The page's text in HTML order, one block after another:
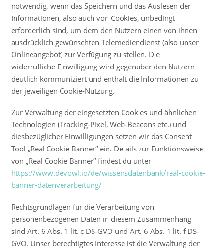
notwendig, wenn das Speichern und das Auslesen der
Informationen, also auch von Cookies, unbedingt
erforderlich sind, um dem den Nutzern einen von ihnen
ausdrücklich gewünschten Telemediendienst (also unser
Onlineangebot) zur Verfügung zu stellen. Die
widerrufliche Einwilligung wird gegenüber den Nutzern
deutlich kommuniziert und enthält die Informationen zu
der jeweiligen Cookie-Nutzung.
Zur Verwaltung der eingesetzten Cookies und ähnlichen
Technologien (Tracking-Pixel, Web-Beacons etc.) und
diesbezüglicher Einwilligungen setzen wir das Consent
Tool „Real Cookie Banner“ ein. Details zur Funktionsweise
von „Real Cookie Banner“ findest du unter
https://www.devowl.io/de/wissensdatenbank/real-cookie-
banner-datenverarbeitung/
Rechtsgrundlagen für die Verarbeitung von
personenbezogenen Daten in diesem Zusammenhang
sind Art. 6 Abs. 1 lit. c DS-GVO und Art. 6 Abs. 1 lit. f DS-
GVO. Unser berechtigtes Interesse ist die Verwaltung der